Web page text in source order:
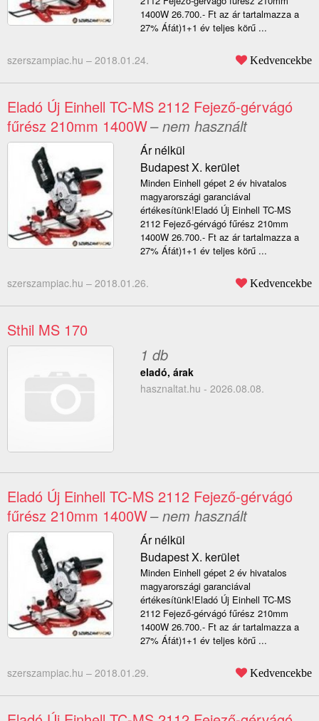
1400W 26.700.- Ft az ár tartalmazza a
27% Áfát)1+1 év teljes körű ...
szerszampiac.hu – 2018.01.24. Kedvencekbe
Eladó Új Einhell TC-MS 2112 Fejező-gérvágó
fűrész 210mm 1400W– nem használt
Ár nélkül
Budapest X. kerület
Minden Einhell gépet 2 év hivatalos
magyarországi garanciával
értékesítünk!Eladó Új Einhell TC-MS
2112 Fejező-gérvágó fűrész 210mm
1400W 26.700.- Ft az ár tartalmazza a
27% Áfát)1+1 év teljes körű ...
szerszampiac.hu – 2018.01.26. Kedvencekbe
Sthil MS 170
1 db
eladó, árak
hasznaltat.hu - 2026.08.08.
Eladó Új Einhell TC-MS 2112 Fejező-gérvágó
fűrész 210mm 1400W– nem használt
Ár nélkül
Budapest X. kerület
Minden Einhell gépet 2 év hivatalos
magyarországi garanciával
értékesítünk!Eladó Új Einhell TC-MS
2112 Fejező-gérvágó fűrész 210mm
1400W 26.700.- Ft az ár tartalmazza a
27% Áfát)1+1 év teljes körű ...
szerszampiac.hu – 2018.01.29. Kedvencekbe